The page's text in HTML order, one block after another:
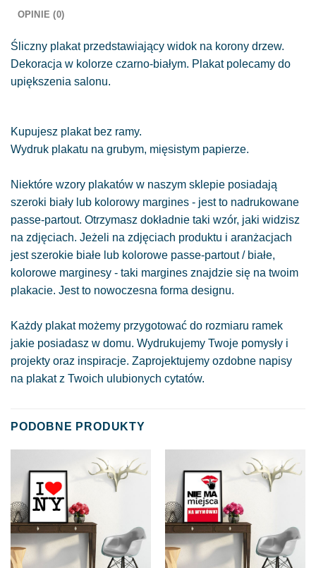
OPINIE (0)
Śliczny plakat przedstawiający widok na korony drzew.
Dekoracja w kolorze czarno-białym. Plakat polecamy do
upiększenia salonu.
Kupujesz plakat bez ramy.
Wydruk plakatu na grubym, mięsistym papierze.
Niektóre wzory plakatów w naszym sklepie posiadają
szeroki biały lub kolorowy margines - jest to nadrukowane
passe-partout. Otrzymasz dokładnie taki wzór, jaki widzisz
na zdjęciach. Jeżeli na zdjęciach produktu i aranżacjach
jest szerokie białe lub kolorowe passe-partout / białe,
kolorowe marginesy - taki margines znajdzie się na twoim
plakacie. Jest to nowoczesna forma designu.
Każdy plakat możemy przygotować do rozmiaru ramek
jakie posiadasz w domu. Wydrukujemy Twoje pomysły i
projekty oraz inspiracje. Zaprojektujemy ozdobne napisy
na plakat z Twoich ulubionych cytatów.
PODOBNE PRODUKTY